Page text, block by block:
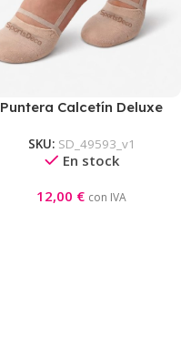
Puntera Calcetín Deluxe
SKU: SD_49593_v1
En stock
12,00 € con IVA